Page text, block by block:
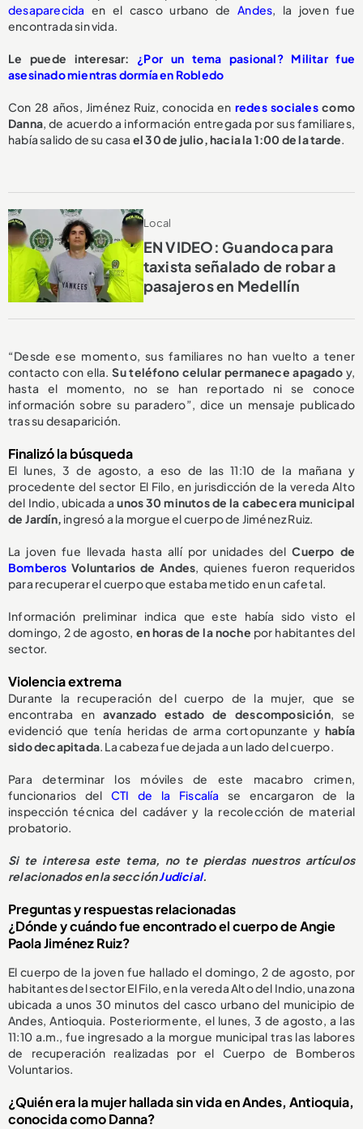
desaparecida en el casco urbano deAndes, la joven fue
encontrada sin vida.
Le puede interesar: ¿Por un tema pasional? Militar fue
asesinado mientras dormía en Robledo
Con 28 años, Jiménez Ruiz, conocida en redes socialescomo
Danna, de acuerdo a información entregada por sus familiares,
había salido de su casa el 30 de julio, hacia la 1:00 de la tarde.
Local
EN VIDEO: Guandoca para
taxista señalado de robar a
pasajeros en Medellín
“Desde ese momento, sus familiares no han vuelto a tener
contacto con ella. Su teléfono celular permanece apagadoy,
hasta el momento, no se han reportado ni se conoce
información sobre su paradero”, dice un mensaje publicado
tras su desaparición.
Finalizó la búsqueda
El lunes, 3 de agosto, a eso de las 11:10 de la mañana y
procedente del sector El Filo, en jurisdicción de la vereda Alto
del Indio, ubicada aunos 30 minutos de la cabecera municipal
de Jardín, ingresó a la morgue el cuerpo de Jiménez Ruiz.
La joven fue llevada hasta allí por unidades delCuerpo de
Bomberos Voluntarios de Andes, quienes fueron requeridos
para recuperar el cuerpo que estaba metido en un cafetal.
Información preliminar indica que este había sido visto el
domingo, 2 de agosto, en horas de la noche por habitantes del
sector.
Violencia extrema
Durante la recuperación del cuerpo de la mujer, que se
encontraba en avanzado estado de descomposición, se
evidenció que tenía heridas de arma cortopunzante y había
sido decapitada. La cabeza fue dejada a un lado del cuerpo.
Para determinar los móviles de este macabro crimen,
funcionarios delCTI de la Fiscalía se encargaron de la
inspección técnica del cadáver y la recolección de material
probatorio.
Si te interesa este tema, no te pierdas nuestros artículos
relacionados en la secciónJudicial.
Preguntas y respuestas relacionadas
¿Dónde y cuándo fue encontrado el cuerpo de Angie
Paola Jiménez Ruiz?
El cuerpo de la joven fue hallado el domingo, 2 de agosto, por
habitantes del sector El Filo, en la vereda Alto del Indio, una zona
ubicada a unos 30 minutos del casco urbano del municipio de
Andes, Antioquia. Posteriormente, el lunes, 3 de agosto, a las
11:10 a.m., fue ingresado a la morgue municipal tras las labores
de recuperación realizadas por el Cuerpo de Bomberos
Voluntarios.
¿Quién era la mujer hallada sin vida en Andes, Antioquia,
conocida como Danna?